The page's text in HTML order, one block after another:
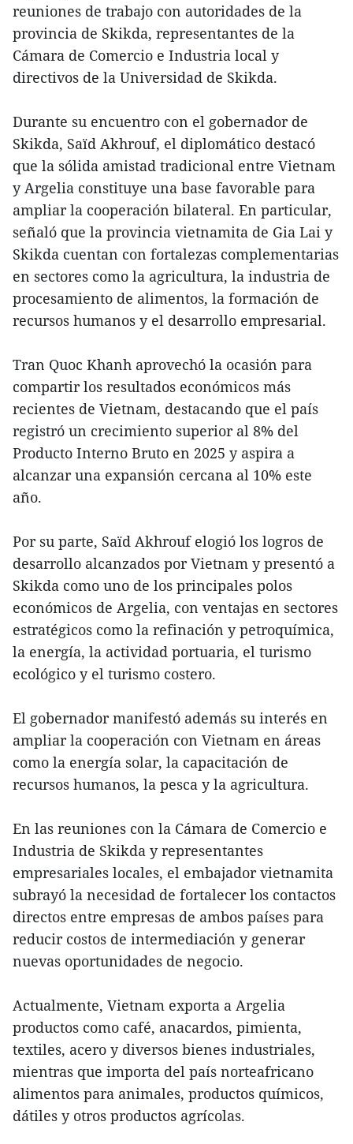
reuniones de trabajo con autoridades de la
provincia de Skikda, representantes de la
Cámara de Comercio e Industria local y
directivos de la Universidad de Skikda.
Durante su encuentro con el gobernador de
Skikda, Saïd Akhrouf, el diplomático destacó
que la sólida amistad tradicional entre Vietnam
y Argelia constituye una base favorable para
ampliar la cooperación bilateral. En particular,
señaló que la provincia vietnamita de Gia Lai y
Skikda cuentan con fortalezas complementarias
en sectores como la agricultura, la industria de
procesamiento de alimentos, la formación de
recursos humanos y el desarrollo empresarial.
Tran Quoc Khanh aprovechó la ocasión para
compartir los resultados económicos más
recientes de Vietnam, destacando que el país
registró un crecimiento superior al 8% del
Producto Interno Bruto en 2025 y aspira a
alcanzar una expansión cercana al 10% este
año.
Por su parte, Saïd Akhrouf elogió los logros de
desarrollo alcanzados por Vietnam y presentó a
Skikda como uno de los principales polos
económicos de Argelia, con ventajas en sectores
estratégicos como la refinación y petroquímica,
la energía, la actividad portuaria, el turismo
ecológico y el turismo costero.
El gobernador manifestó además su interés en
ampliar la cooperación con Vietnam en áreas
como la energía solar, la capacitación de
recursos humanos, la pesca y la agricultura.
En las reuniones con la Cámara de Comercio e
Industria de Skikda y representantes
empresariales locales, el embajador vietnamita
subrayó la necesidad de fortalecer los contactos
directos entre empresas de ambos países para
reducir costos de intermediación y generar
nuevas oportunidades de negocio.
Actualmente, Vietnam exporta a Argelia
productos como café, anacardos, pimienta,
textiles, acero y diversos bienes industriales,
mientras que importa del país norteafricano
alimentos para animales, productos químicos,
dátiles y otros productos agrícolas.